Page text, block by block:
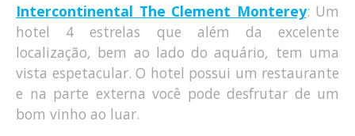
Intercontinental The Clement Monterey: Um
hotel 4 estrelas que além da excelente
localização, bem ao lado do aquário, tem uma
vista espetacular. O hotel possui um restaurante
e na parte externa você pode desfrutar de um
bom vinho ao luar.